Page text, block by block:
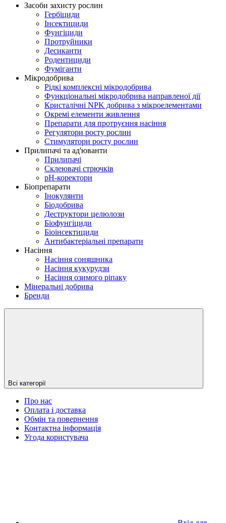
Засоби захисту рослин
Гербіциди
Інсектициди
Фунгіциди
Протруйники
Десиканти
Родентициди
Фуміганти
Мікродобрива
Рідкі комплексні мікродобрива
Функціональні мікродобрива направленої дії
Кристалічні NPK добрива з мікроелементами
Окремі елементи живлення
Препарати для протруєння насіння
Регулятори росту рослин
Стимулятори росту рослин
Прилипачі та ад'юванти
Прилипачі
Склеювачі стрючків
рН-коректори
Біопрепарати
Інокулянти
Біодобрива
Деструктори целюлози
Біофунгіциди
Біоінсектициди
Антибактеріальні препарати
Насіння
Насіння соняшника
Насіння кукурудзи
Насіння озимого ріпаку
Мінеральні добрива
Бренди
Всі категорії
Про нас
Оплата і доставка
Обмін та повернення
Контактна інформація
Угода користувача